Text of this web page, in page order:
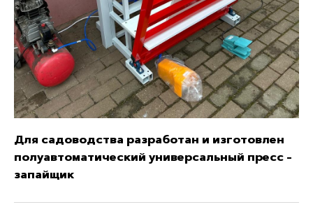
Для садоводства разработан и изготовлен
полуавтоматический универсальный пресс -
запайщик